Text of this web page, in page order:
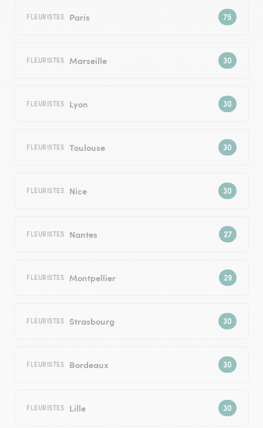
FLEURISTES Paris
FLEURISTES Marseille
FLEURISTES Lyon
FLEURISTES Toulouse
FLEURISTES Nice
FLEURISTES Nantes
FLEURISTES Montpellier
FLEURISTES Strasbourg
FLEURISTES Bordeaux
FLEURISTES Lille